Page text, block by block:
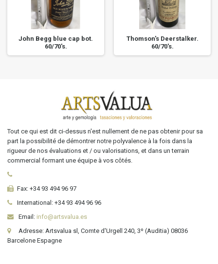
John Begg blue cap bot.
60/70's.
Thomson's Deerstalker.
60/70's.
Tout ce qui est dit ci-dessus n'est nullement de ne pas obtenir pour sa
part la possibilité de démontrer notre polyvalence à la fois dans la
rigueur de nos évaluations et / ou valorisations, et dans un terrain
commercial formant une équipe à vos côtés.
Fax: +34 93 494 96 97
International: +34 93 494 96 96
Email: info@artsvalua.es
Adresse: Artsvalua sl, Comte d'Urgell 240, 3º (Auditia) 08036
Barcelone Espagne